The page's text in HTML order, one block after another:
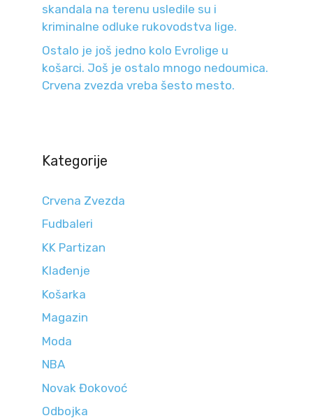
skandala na terenu usledile su i
kriminalne odluke rukovodstva lige.
Ostalo je još jedno kolo Evrolige u
košarci. Još je ostalo mnogo nedoumica.
Crvena zvezda vreba šesto mesto.
Kategorije
Crvena Zvezda
Fudbaleri
KK Partizan
Klađenje
Košarka
Magazin
Moda
NBA
Novak Đokovoć
Odbojka